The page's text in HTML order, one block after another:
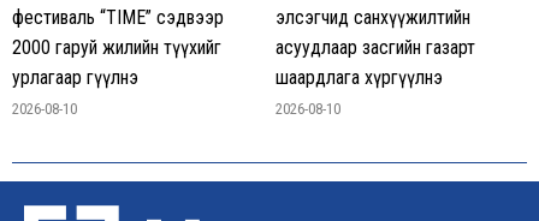
фестиваль “TIME” сэдвээр
2000 гаруй жилийн түүхийг
урлагаар өгүүлнэ
2026-08-10
элсэгчид санхүүжилтийн
асуудлаар засгийн газарт
шаардлага хүргүүлнэ
2026-08-10